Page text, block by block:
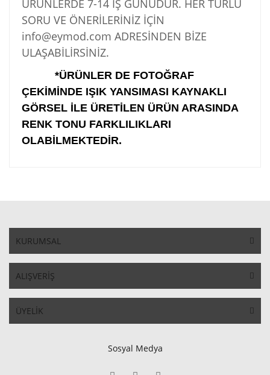
ÜRÜNLERDE 7-14 İŞ GÜNÜDÜR. HER TÜRLÜ
SORU VE ÖNERİLERİNİZ İÇİN
info@eymod.com ADRESİNDEN BİZE
ULAŞABİLİRSİNİZ.
*ÜRÜNLER DE FOTOĞRAF
ÇEKİMİNDE IŞIK YANSIMASI KAYNAKLI
GÖRSEL İLE ÜRETİLEN ÜRÜN ARASINDA
RENK TONU FARKLILIKLARI
OLABİLMEKTEDİR.
KURUMSAL
ALIŞVERİŞ
ÜYELİK
Sosyal Medya